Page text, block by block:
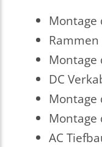
Montage
DC
Montage
Montage
AC